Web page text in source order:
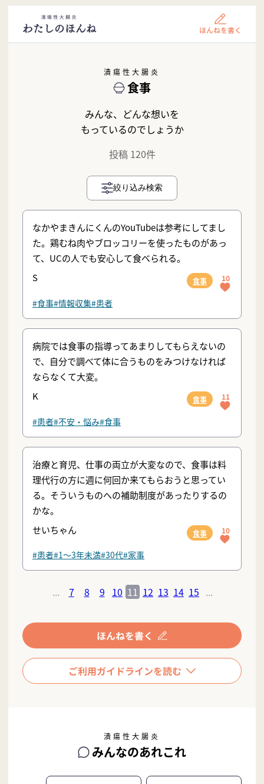
潰瘍性大腸炎
食事
みんな、どんな想いを
もっているのでしょうか
投稿 120件
絞り込み検索
なかやまきんにくんのYouTubeは参考にしてまし
た。鶏むね肉やブロッコリーを使ったものがあっ
て、UCの人でも安心して食べられる。
S
食事 10
#食事#情報収集#患者
病院では食事の指導ってあまりしてもらえないの
で、自分で調べて体に合うものをみつけなければ
ならなくて大変。
K
食事 11
#患者#不安・悩み#食事
治療と育児、仕事の両立が大変なので、食事は料
理代行の方に週に何回か来てもらおうと思ってい
る。そういうものへの補助制度があったりするの
かな。
せいちゃん
食事 10
#患者#1〜3年未満#30代#家事
... 7 8 9 10 11 12 13 14 15 ...
潰瘍性大腸炎
みんなのあれこれ